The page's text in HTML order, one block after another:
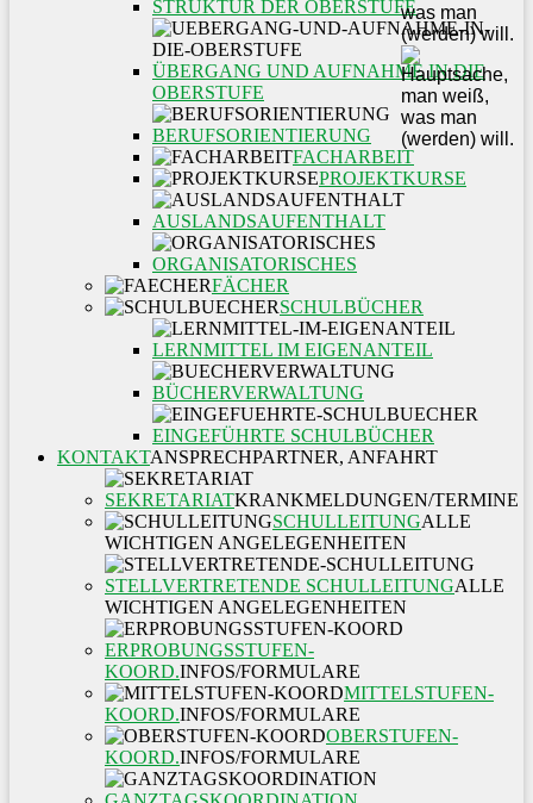
STRUKTUR DER OBERSTUFE
ÜBERGANG UND AUFNAHME IN DIE
OBERSTUFE
BERUFSORIENTIERUNG
FACHARBEIT
PROJEKTKURSE
AUSLANDSAUFENTHALT
ORGANISATORISCHES
FÄCHER
SCHULBÜCHER
LERNMITTEL IM EIGENANTEIL
BÜCHERVERWALTUNG
EINGEFÜHRTE SCHULBÜCHER
KONTAKTANSPRECHPARTNER, ANFAHRT
SEKRETARIATKRANKMELDUNGEN/TERMINE
SCHULLEITUNGALLE
WICHTIGEN ANGELEGENHEITEN
STELLVERTRETENDE SCHULLEITUNGALLE
WICHTIGEN ANGELEGENHEITEN
ERPROBUNGSSTUFEN-
KOORD.INFOS/FORMULARE
MITTELSTUFEN-
KOORD.INFOS/FORMULARE
OBERSTUFEN-
KOORD.INFOS/FORMULARE